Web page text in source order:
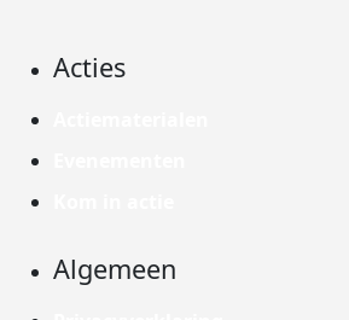
Acties
Algemeen